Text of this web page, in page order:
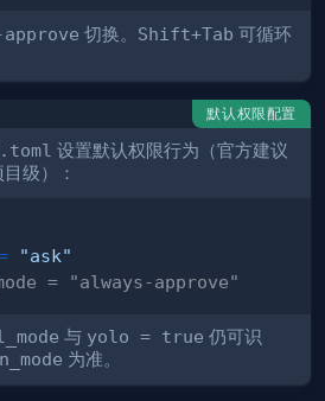
切换。 Shift+Tab 可循环
默认权限配置
设置默认权限行为（官方建议
级）：
"ask"
= "always-approve"
与 yolo = true 仍可识
为准。